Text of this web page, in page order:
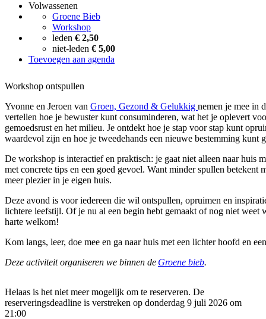
Volwassenen
Groene Bieb
Workshop
leden € 2,50
niet-leden € 5,00
Toevoegen aan agenda
Workshop ontspullen
Yvonne en Jeroen van Groen, Gezond & Gelukkig nemen je mee in
vertellen hoe je bewuster kunt consuminderen, wat het je oplevert
gemoedsrust en het milieu. Je ontdekt hoe je stap voor stap kunt
waardevol zijn en hoe je tweedehands een nieuwe bestemming kunt
De workshop is interactief en praktisch: je gaat niet alleen naar huis
met concrete tips en een goed gevoel. Want minder spullen betekent
meer plezier in je eigen huis.
Deze avond is voor iedereen die wil ontspullen, opruimen en
lichtere leefstijl. Of je nu al een begin hebt gemaakt of nog niet weet
harte welkom!
Kom langs, leer, doe mee en ga naar huis met een lichter hoofd en
Deze activiteit organiseren we binnen de Groene bieb.
Helaas is het niet meer mogelijk om te reserveren. De
reserveringsdeadline is verstreken op donderdag 9 juli 2026 om
21:00